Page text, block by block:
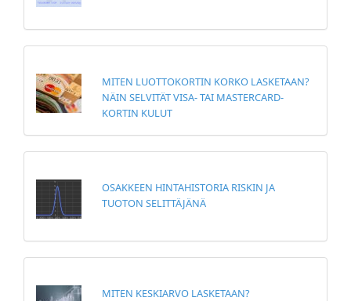
MITEN LUOTTOKORTIN KORKO LASKETAAN?
NÄIN SELVITÄT VISA- TAI MASTERCARD-
KORTIN KULUT
OSAKKEEN HINTAHISTORIA RISKIN JA
TUOTON SELITTÄJÄNÄ
MITEN KESKIARVO LASKETAAN?